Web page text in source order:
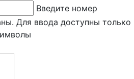
Введите номер
Для ввода доступны только